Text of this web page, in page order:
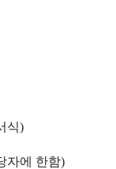
식)
자에 한함)